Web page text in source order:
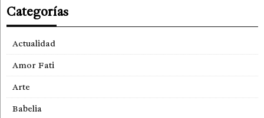
Categorías
Actualidad
Amor Fati
Arte
Babelia